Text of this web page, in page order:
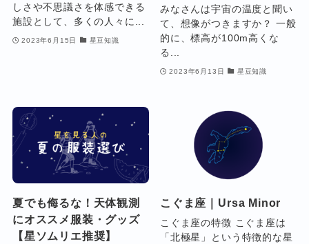
しさや不思議さを体感できる
施設として、多くの人々に...
2023年6月15日 星豆知識
みなさんは宇宙の温度と聞い
て、想像がつきますか？ 一般
的に、標高が100m高くな
る...
2023年6月13日 星豆知識
夏でも侮るな！天体観測
にオススメ服装・グッズ
【星ソムリエ推奨】
こぐま座｜Ursa Minor
こぐま座の特徴 こぐま座は
「北極星」という特徴的な星